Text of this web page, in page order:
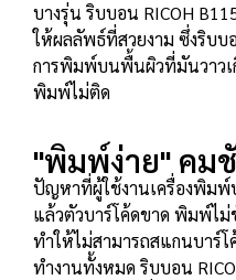
บางรุ่น ริบบอน RICOH
ให้ผลลัพธ์ที่สวยงาม ซึ่งริบบ
การพิมพ์บนพื้นผิวที่มันวาว
พิมพ์ไม่ติด
"พิมพ์ง่าย" คม
ปัญหาที่ผู้ใช้งานเครื่องพิม
แล้วตัวบาร์โค้ดขาด พิมพ์ไ
ทำให้ไม่สามารถสแกนบาร์โ
ทำงานทั้งหมด ริบบอน